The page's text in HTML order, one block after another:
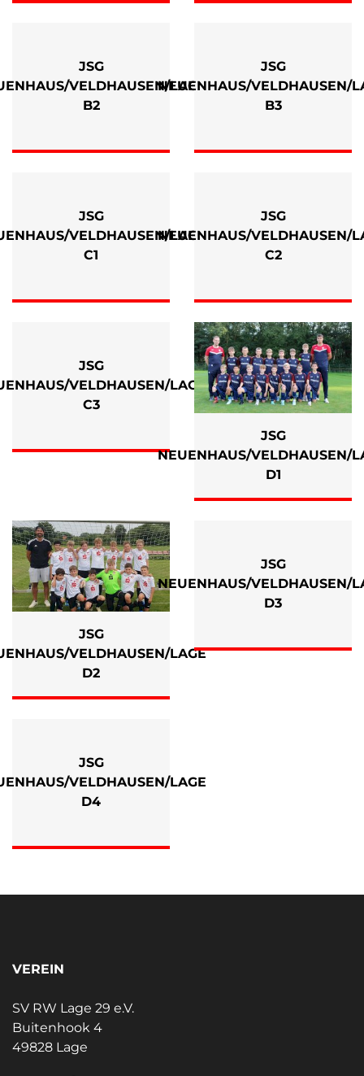
JSG
VELDHAUSEN/LAGE
B2
JSG
NEUENHAUS/VELDHAUSEN/
B3
JSG
VELDHAUSEN/LAGE
C1
JSG
NEUENHAUS/VELDHAUSEN/
C2
JSG
VELDHAUSEN/LAGE
C3
JSG
NEUENHAUS/VELDHAUSEN/
D1
JSG
VELDHAUSEN/LAGE
D2
JSG
NEUENHAUS/VELDHAUSEN/
D3
JSG
VELDHAUSEN/LAGE
D4
VEREIN
SV RW Lage 29 e.V.
Buitenhook 4
49828 Lage